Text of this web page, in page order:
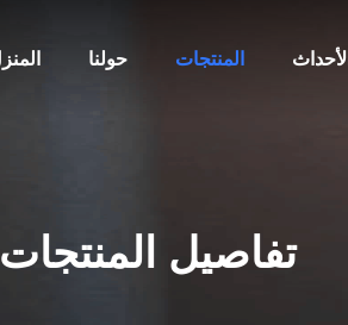
حولنا المنتجات الأحداث
تفاصيل المنتجات